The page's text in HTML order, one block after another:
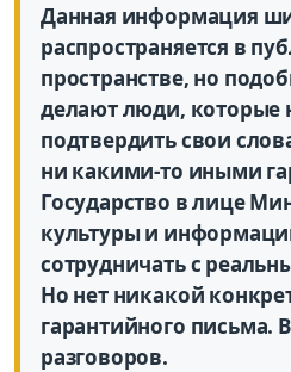
Данная информация
распространяется в
пространстве, но
делают люди, которые
подтвердить свои
ни какими-то иными
Государство в лице
культуры и
сотрудничать с
Но нет никакой
гарантийного письма.
разговоров.